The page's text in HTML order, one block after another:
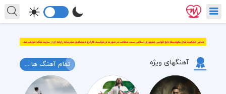
آهنگهای ویژه تمام آهنگ ها ...